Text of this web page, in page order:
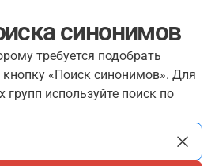
синонимов
требуется подобрать
«Поиск синонимов». Для
используйте поиск по